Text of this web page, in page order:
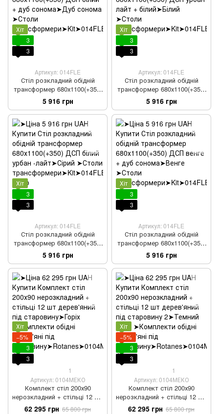
Хіт
3
3
Артикул: 014FLE
Стіл розкладний обідній
трансформер 680х1100(+350)
ДСП білий + дуб сонома
5 916 грн
Хіт
3
3
Артикул: 014FLE
Стіл розкладний обідній
трансформер 680х1100(+350)
ДСП урбан лайт + білий
5 916 грн
Хіт
3
3
Артикул: 014FLE
Стіл розкладний обідній
трансформер 680х1100(+350)
ДСП білий урбан -лайт
5 916 грн
Хіт
3
3
Артикул: 014FLE
Стіл розкладний обідній
трансформер 680х1100(+350)
ДСП венге + дуб сонома
5 916 грн
Хіт
−5%
3
3
1
Артикул: 0104МЕКО
Комплект стіл 200х90
нерозкладний + стільці 12 шт
дерев'яний під старовину
62 295 грн 65 800 грн
Хіт
−5%
3
3
1
Артикул: 0104МЕКО
Комплект стіл 200х90
нерозкладний + стільці 12 шт
дерев'яний під старовину 2
62 295 грн 65 800 грн